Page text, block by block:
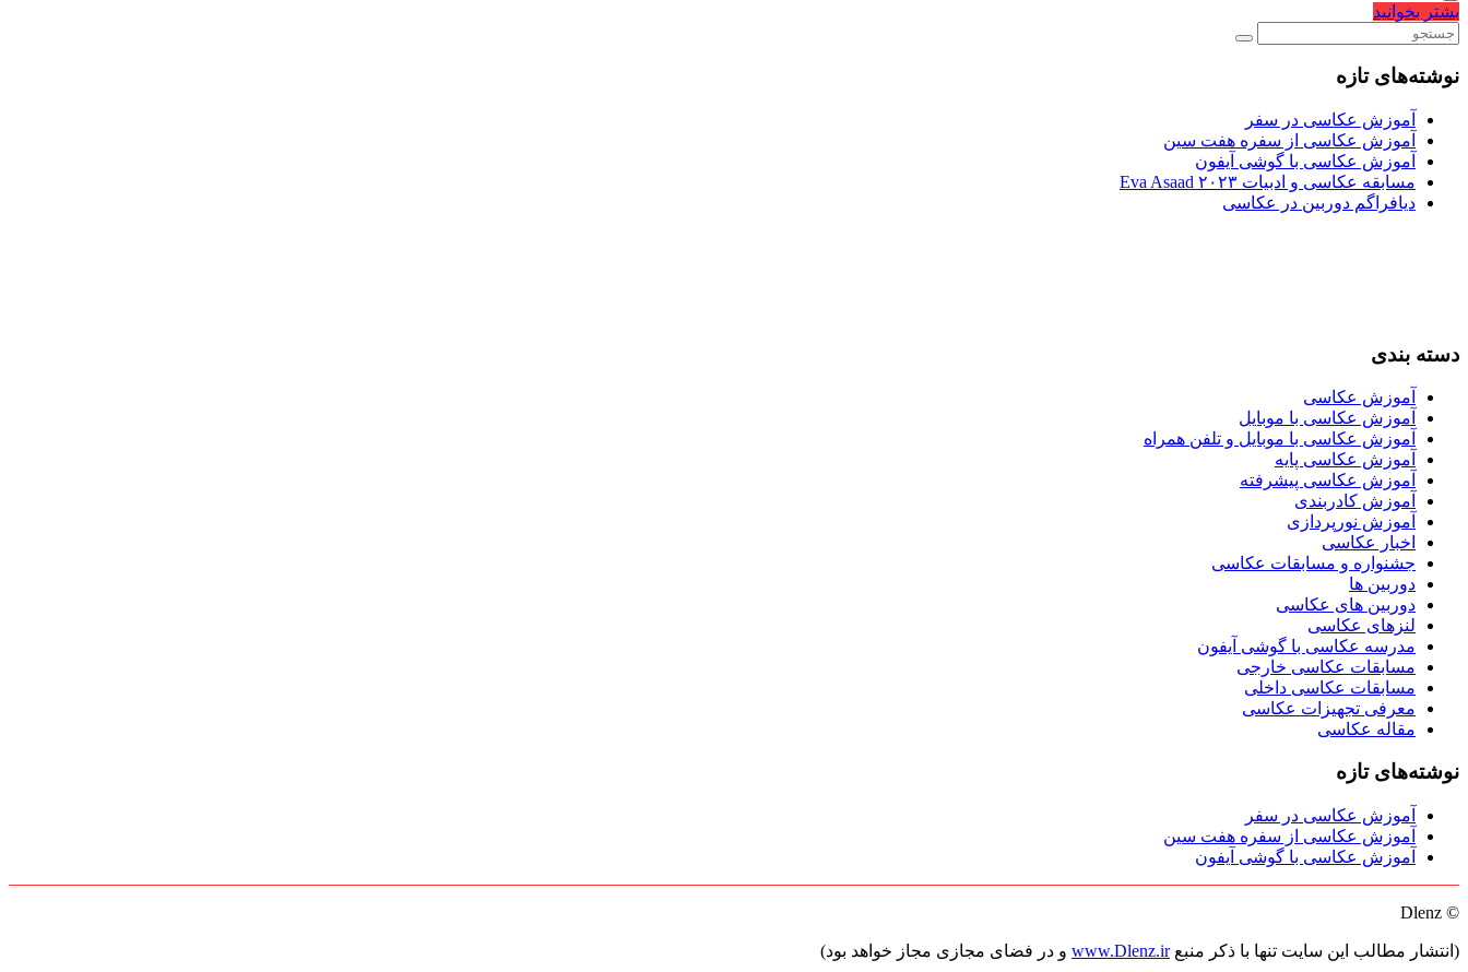
بشتر بخوانید
نوشته‌های تازه
آموزش عکاسی در سفر
آموزش عکاسی از سفره هفت سین
آموزش عکاسی با گوشی آیفون
مسابقه عکاسی و ادبیات Eva Asaad ۲۰۲۳
دیافراگم دوربین در عکاسی
دسته بندی
آموزش عکاسی
آموزش عکاسی با موبایل
آموزش عکاسی با موبایل و تلفن همراه
آموزش عکاسی پایه
آموزش عکاسی پیشرفته
آموزش کادربندی
آموزش نورپردازی
اخبار عکاسی
جشنواره و مسابقات عکاسی
دوربین ها
دوربین های عکاسی
لنزهای عکاسی
مدرسه عکاسی با گوشی آیفون
مسابقات عکاسی خارجی
مسابقات عکاسی داخلی
معرفی تجهیزات عکاسی
مقاله عکاسی
نوشته‌های تازه
آموزش عکاسی در سفر
آموزش عکاسی از سفره هفت سین
آموزش عکاسی با گوشی آیفون
© Dlenz
(انتشار مطالب این سایت تنها با ذکر منبعwww.Dlenz.ir و در فضای مجازی مجاز خواهد بود)